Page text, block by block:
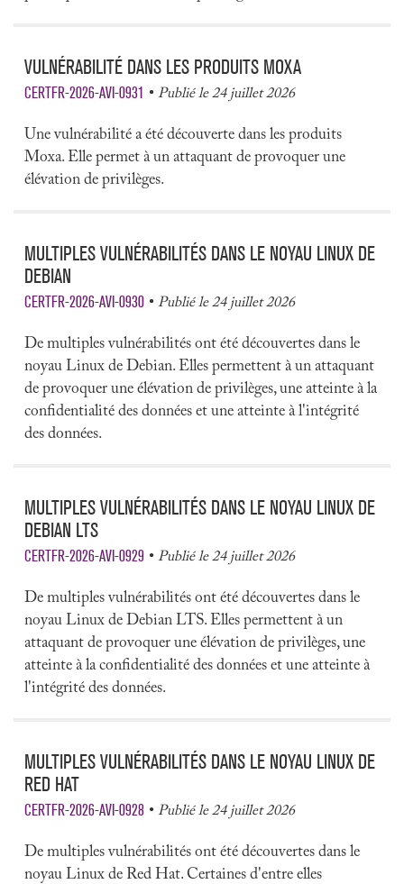
VULNÉRABILITÉ DANS LES PRODUITS MOXA
CERTFR-2026-AVI-0931 Publié le 24 juillet 2026
Une vulnérabilité a été découverte dans les produits
Moxa. Elle permet à un attaquant de provoquer une
élévation de privilèges.
MULTIPLES VULNÉRABILITÉS DANS LE NOYAU LINUX DE
DEBIAN
CERTFR-2026-AVI-0930 Publié le 24 juillet 2026
De multiples vulnérabilités ont été découvertes dans le
noyau Linux de Debian. Elles permettent à un attaquant
de provoquer une élévation de privilèges, une atteinte à la
confidentialité des données et une atteinte à l'intégrité
des données.
MULTIPLES VULNÉRABILITÉS DANS LE NOYAU LINUX DE
DEBIAN LTS
CERTFR-2026-AVI-0929 Publié le 24 juillet 2026
De multiples vulnérabilités ont été découvertes dans le
noyau Linux de Debian LTS. Elles permettent à un
attaquant de provoquer une élévation de privilèges, une
atteinte à la confidentialité des données et une atteinte à
l'intégrité des données.
MULTIPLES VULNÉRABILITÉS DANS LE NOYAU LINUX DE
RED HAT
CERTFR-2026-AVI-0928 Publié le 24 juillet 2026
De multiples vulnérabilités ont été découvertes dans le
noyau Linux de Red Hat. Certaines d'entre elles